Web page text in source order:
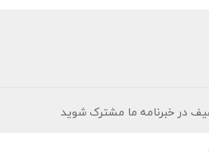
در خبرنامه ما مشترک شوید